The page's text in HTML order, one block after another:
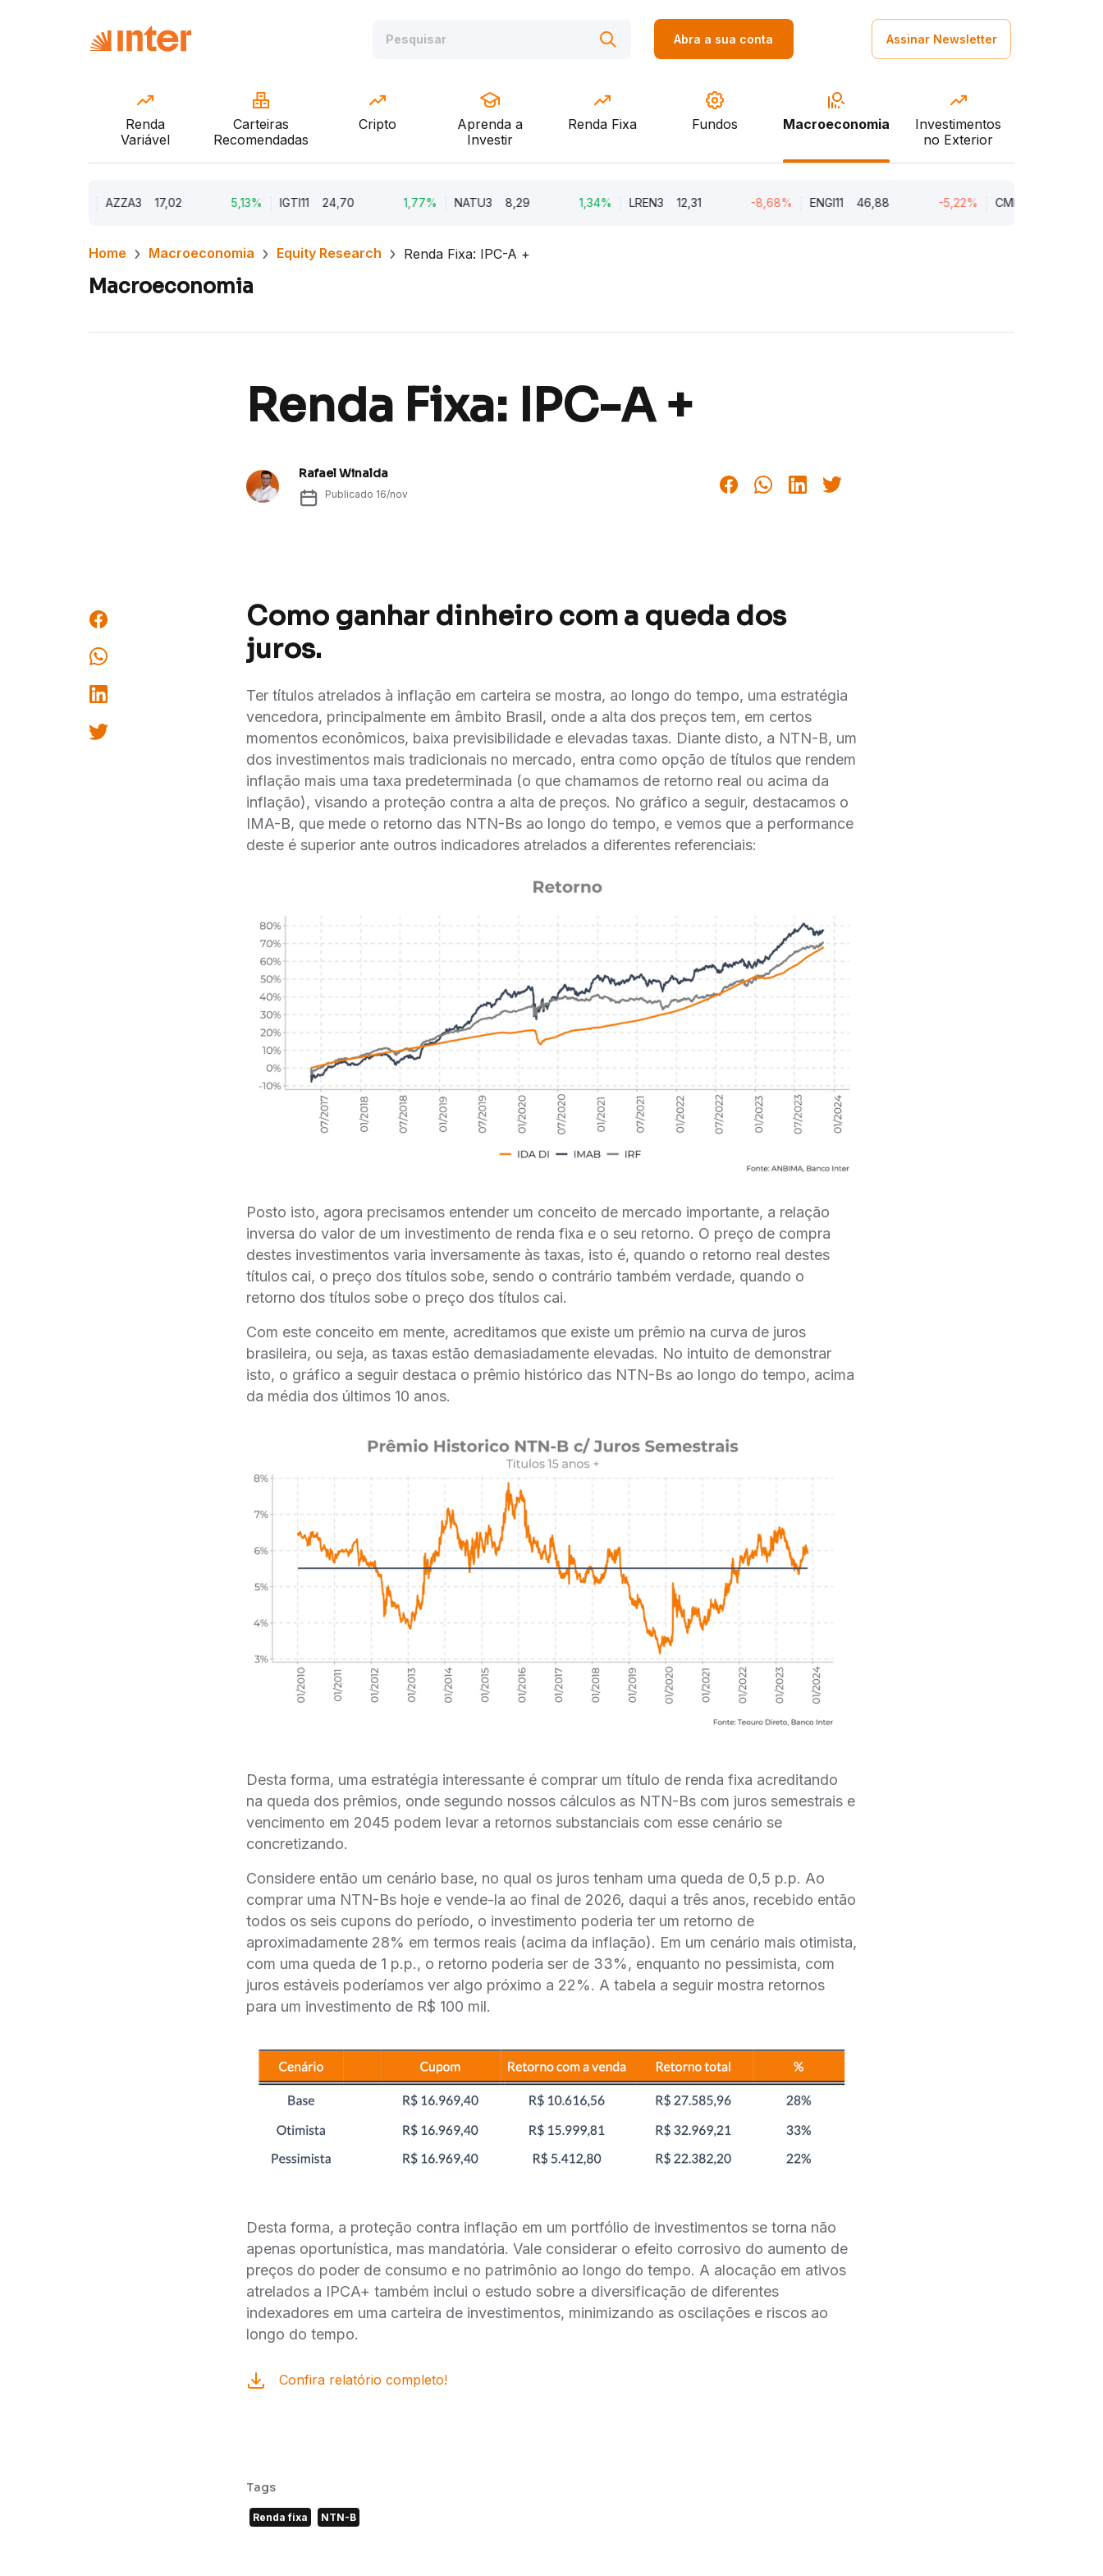
Abra a sua conta Assinar Newsletter
Renda
Variável
Carteiras
Recomendadas
Cripto
Aprenda a
Investir
Renda Fixa Fundos Macroeconomia
Investimentos
no Exterior
AZZA3 17,02 5,13% IGTI11 24,70 1,77% NATU3 8,29 1,34% LREN3 12,31 -8,68% ENGI11 46,88 -5,22% CMIN3 5,45
Home Macroeconomia Equity Research Renda Fixa: IPC-A +
Macroeconomia
Renda Fixa: IPC-A +
Rafael Winalda
Publicado 16/nov
Como ganhar dinheiro com a queda dos
juros.
Ter títulos atrelados à inflação em carteira se mostra, ao longo do tempo, uma estratégia
vencedora, principalmente em âmbito Brasil, onde a alta dos preços tem, em certos
momentos econômicos, baixa previsibilidade e elevadas taxas. Diante disto, a NTN-B, um
dos investimentos mais tradicionais no mercado, entra como opção de títulos que rendem
inflação mais uma taxa predeterminada (o que chamamos de retorno real ou acima da
inflação), visando a proteção contra a alta de preços. No gráfico a seguir, destacamos o
IMA-B, que mede o retorno das NTN-Bs ao longo do tempo, e vemos que a performance
deste é superior ante outros indicadores atrelados a diferentes referenciais:
Posto isto, agora precisamos entender um conceito de mercado importante, a relação
inversa do valor de um investimento de renda fixa e o seu retorno. O preço de compra
destes investimentos varia inversamente às taxas, isto é, quando o retorno real destes
títulos cai, o preço dos títulos sobe, sendo o contrário também verdade, quando o
retorno dos títulos sobe o preço dos títulos cai.
Com este conceito em mente, acreditamos que existe um prêmio na curva de juros
brasileira, ou seja, as taxas estão demasiadamente elevadas. No intuito de demonstrar
isto, o gráfico a seguir destaca o prêmio histórico das NTN-Bs ao longo do tempo, acima
da média dos últimos 10 anos.
Desta forma, uma estratégia interessante é comprar um título de renda fixa acreditando
na queda dos prêmios, onde segundo nossos cálculos as NTN-Bs com juros semestrais e
vencimento em 2045 podem levar a retornos substanciais com esse cenário se
concretizando.
Considere então um cenário base, no qual os juros tenham uma queda de 0,5 p.p. Ao
comprar uma NTN-Bs hoje e vende-la ao final de 2026, daqui a três anos, recebido então
todos os seis cupons do período, o investimento poderia ter um retorno de
aproximadamente 28% em termos reais (acima da inflação). Em um cenário mais otimista,
com uma queda de 1 p.p., o retorno poderia ser de 33%, enquanto no pessimista, com
juros estáveis poderíamos ver algo próximo a 22%. A tabela a seguir mostra retornos
para um investimento de R$ 100 mil.
Desta forma, a proteção contra inflação em um portfólio de investimentos se torna não
apenas oportunística, mas mandatória. Vale considerar o efeito corrosivo do aumento de
preços do poder de consumo e no patrimônio ao longo do tempo. A alocação em ativos
atrelados a IPCA+ também inclui o estudo sobre a diversificação de diferentes
indexadores em uma carteira de investimentos, minimizando as oscilações e riscos ao
longo do tempo.
Confira relatório completo!
Tags
Renda fixa NTN-B